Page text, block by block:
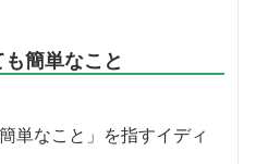
簡単なこと
単なこと」を指すイディ